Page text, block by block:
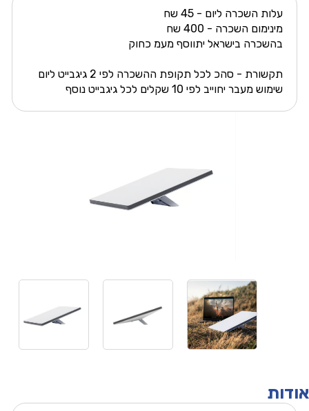
עלות השכרה ליום - 45 שח
מינימום השכרה - 400 שח
בהשכרה בישראל יתווסף מעמ כחוק
תקשורת - סהכ לכל תקופת ההשכרה לפי 2 גיגבייט ליום
שימוש מעבר יחוייב לפי 10 שקלים לכל גיגבייט נוסף
אודות